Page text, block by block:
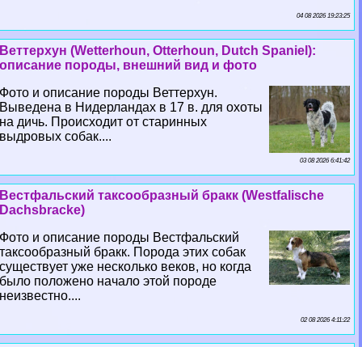
04 08 2026 19:23:25
Веттерхун (Wetterhoun, Otterhoun, Dutch Spaniel):
описание породы, внешний вид и фото
Фото и описание породы Веттерхун.
Выведена в Нидерландах в 17 в. для охоты
на дичь. Происходит от старинных
выдровых собак....
03 08 2026 6:41:42
Вестфальский таксообразный бpaкк (Westfalische
Dachsbracke)
Фото и описание породы Вестфальский
таксообразный бpaкк. Порода этих собак
существует уже несколько веков, но когда
было положено начало этой породе
неизвестно....
02 08 2026 4:11:22